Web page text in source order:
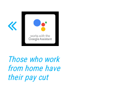
Those who work
from home have
their pay cut